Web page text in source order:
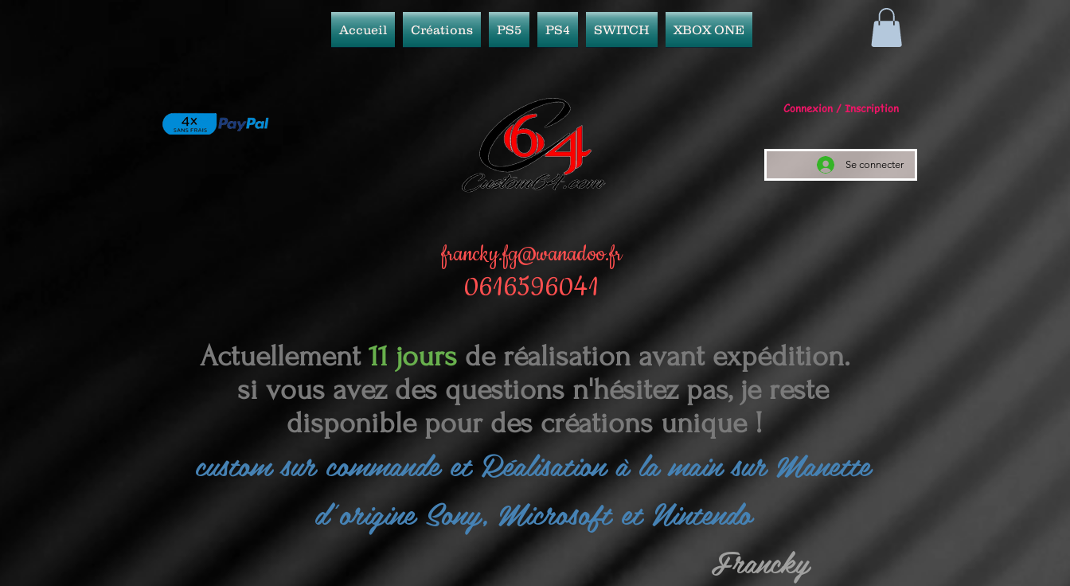
Accueil Créations PS5 PS4 SWITCH XBOX ONE
Connexion / Inscription
Se connecter
francky.fg@wanadoo.fr
0616596041
Actuellement 11 joursde réalisation avant expédition.
si vous avez des questions n'hésitez pas, je reste
disponible pour des créations unique !
custom sur commande etRéalisation à la main sur Manette
d'origine Sony, Microsoft et Nintendo
Francky